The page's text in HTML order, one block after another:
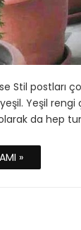
Stil postları
Yeşil
olarak da hep
»